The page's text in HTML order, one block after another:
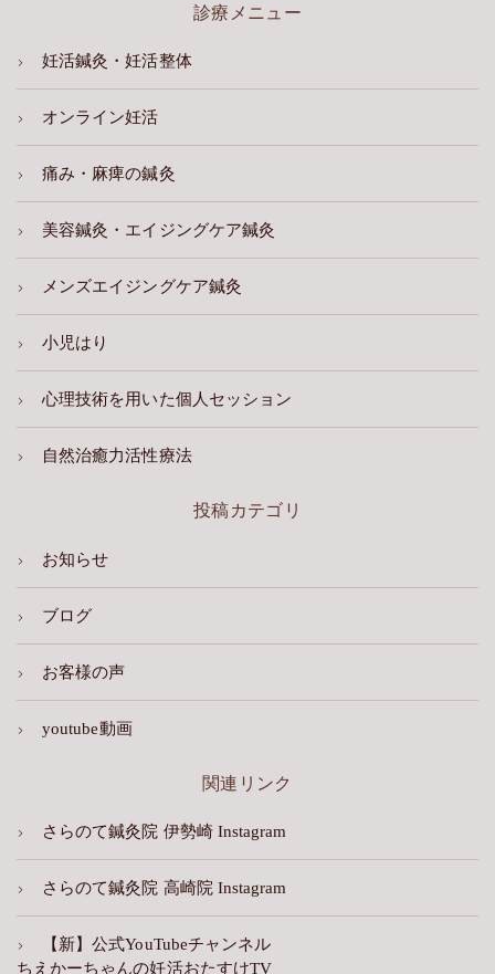
診療メニュー
妊活鍼灸・妊活整体
オンライン妊活
痛み・麻痺の鍼灸
美容鍼灸・エイジングケア鍼灸
メンズエイジングケア鍼灸
小児はり
心理技術を用いた個人セッション
自然治癒力活性療法
投稿カテゴリ
お知らせ
ブログ
お客様の声
youtube動画
関連リンク
さらのて鍼灸院 伊勢崎 Instagram
さらのて鍼灸院 高崎院 Instagram
【新】公式YouTubeチャンネル
ちえかーちゃんの妊活おたすけTV